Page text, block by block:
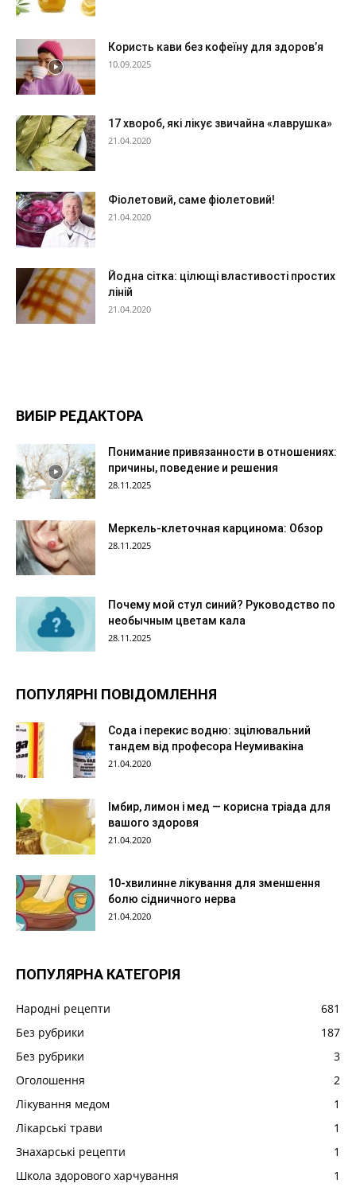
Користь кави без кофеїну для здоров’я
10.09.2025
17 хвороб, які лікує звичайна «лаврушка»
21.04.2020
Фіолетовий, саме фіолетовий!
21.04.2020
Йодна сітка: цілющі властивості простих
ліній
21.04.2020
ВИБІР РЕДАКТОРА
Понимание привязанности в отношениях:
причины, поведение и решения
28.11.2025
Меркель-клеточная карцинома: Обзор
28.11.2025
Почему мой стул синий? Руководство по
необычным цветам кала
28.11.2025
ПОПУЛЯРНІ ПОВІДОМЛЕННЯ
Сода і перекис водню: зцілювальний
тандем від професора Неумивакіна
21.04.2020
Імбир, лимон і мед — корисна тріада для
вашого здоровя
21.04.2020
10-хвилинне лікування для зменшення
болю сідничного нерва
21.04.2020
ПОПУЛЯРНА КАТЕГОРІЯ
Народні рецепти
681
Без рубрики
187
Без рубрики
3
Оголошення
2
Лікування медом
1
Лікарські трави
1
Знахарські рецепти
1
Школа здорового харчування
1